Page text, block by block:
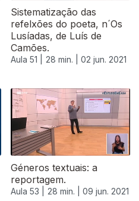
Sistematização das
refelxões do poeta, n´Os
Lusíadas, de Luís de
Camões.
Aula 51 | 28 min. | 02 jun. 2021
Géneros textuais: a
reportagem.
Aula 53 | 28 min. | 09 jun. 2021